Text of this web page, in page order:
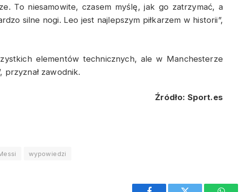
To niesamowite, czasem myślę, jak go zatrzymać, a
silne nogi. Leo jest najlepszym piłkarzem w historii”,
elementów technicznych, ale w Manchesterze
przyznał zawodnik.
Źródło: Sport.es
wypowiedzi